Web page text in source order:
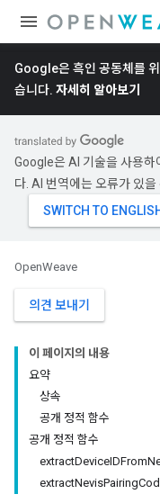
Google은 흑인 공동체를
습니다. 자세히 알아보기
Google은 AI 기술을 사용하
다. AI 번역에는 오류가 있을
OpenWeave
의견 보내기
이 페이지의 내용
요약
상속
공개 정적 함수
공개 정적 함수